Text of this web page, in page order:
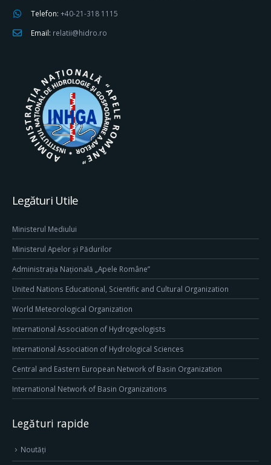
Telefon: +40-21-318 1115
Email: relatii@hidro.ro
Legături Utile
Ministerul Mediului
Ministerul Apelor și Pădurilor
Administrația Națională „Apele Române”
United Nations Educational, Scientific and Cultural Organization
World Meteorological Organization
International Association of Hydrogeologists
International Association of Hydrological Sciences
Central and Eastern European Network of Basin Organization
International Network of Basin Organizations
Legături rapide
Noutăți